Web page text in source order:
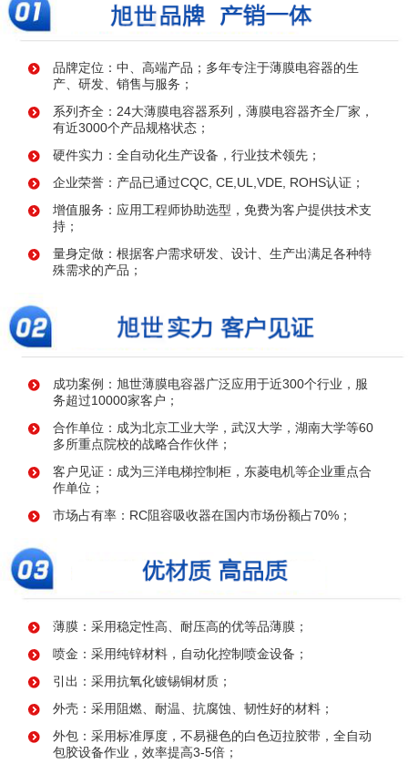
品牌定位：中、高端产品；多年专注于薄膜电容器的生
产、研发、销售与服务；
系列齐全：24大薄膜电容器系列，薄膜电容器齐全厂家，
有近3000个产品规格状态；
硬件实力：全自动化生产设备，行业技术领先；
企业荣誉：产品已通过CQC, CE,UL,VDE, ROHS认证；
增值服务：应用工程师协助选型，免费为客户提供技术支
持；
量身定做：根据客户需求研发、设计、生产出满足各种特
殊需求的产品；
成功案例：旭世薄膜电容器广泛应用于近300个行业，服
务超过10000家客户；
合作单位：成为北京工业大学，武汉大学，湖南大学等60
多所重点院校的战略合作伙伴；
客户见证：成为三洋电梯控制柜，东菱电机等企业重点合
作单位；
市场占有率：RC阻容吸收器在国内市场份额占70%；
薄膜：采用稳定性高、耐压高的优等品薄膜；
喷金：采用纯锌材料，自动化控制喷金设备；
引出：采用抗氧化镀锡铜材质；
外壳：采用阻燃、耐温、抗腐蚀、韧性好的材料；
外包：采用标准厚度，不易褪色的白色迈拉胶带，全自动
包胶设备作业，效率提高3-5倍；